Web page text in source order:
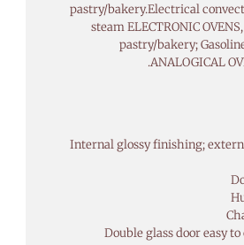
pastry/bakery.Electrical
steam ELECTRONIC
pastry/bakery;
ANALOGICAL
Internal glossy finishing;
Double glass door easy